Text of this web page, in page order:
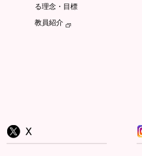
る理念・目標
教員紹介